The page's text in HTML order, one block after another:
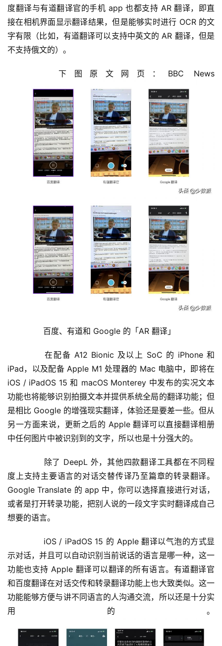
投
稿
好
诗
度翻译与有道翻译官的手机 app 也都支持 AR 翻译，即直
接在相机界面显示翻译结果，但是能够实时进行 OCR 的文
字有限（比如，有道翻译可以支持中英文的 AR 翻译，但是
不支持俄文的）。
	  下图原文网页：BBC News
	  百度、有道和 Google 的「AR 翻译」
iPad，以及配备 Apple M1 处理器的 Mac 电脑中，即将在
iOS / iPadOS 15 和 macOS Monterey 中发布的实况文本
功能也将能够识别拍摄文本并提供系统全局的翻译功能；但
是相比 Google 的增强现实翻译，体验还是要差一些。但从
另一方面来说，更新之后的 Apple 翻译可以直接翻译相册
中任何图片中被识别到的文字，所以也是十分强大的。
度上支持主要语言的对话交替传译乃至篇章的转录翻译。
Google Translate 的 app 中，你可以选择直接进行对话，
或者是打开转录功能，把别人说的一段文字实时翻译成自己
想要的语言。
示对话，并且可以自动识别当前说话的语言是哪一种，这一
功能也支持 Apple 翻译可以翻译的所有语言。有道翻译官
和百度翻译在对话交传和转录翻译功能上也大致类似。这一
功能能够方便与讲不同语言的人沟通交流，所以还是十分实
用的。